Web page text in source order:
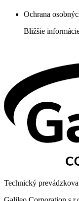
Ochrana
Bližšie
Technický